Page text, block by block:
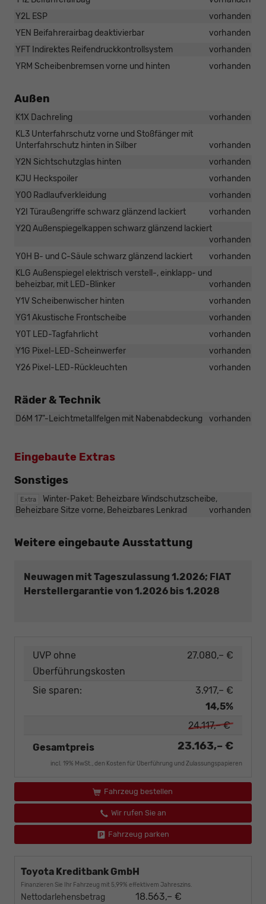
Y2L ESP
vorhanden
YEN Beifahrerairbag deaktivierbar
vorhanden
YFT Indirektes Reifendruckkontrollsystem
vorhanden
YRM Scheibenbremsen vorne und hinten
vorhanden
Außen
K1X Dachreling
vorhanden
KL3 Unterfahrschutz vorne und Stoßfänger mit
Unterfahrschutz hinten in Silber
vorhanden
Y2N Sichtschutzglas hinten
vorhanden
KJU Heckspoiler
vorhanden
Y0O Radlaufverkleidung
vorhanden
Y2I Türaußengriffe schwarz glänzend lackiert
vorhanden
Y2Q Außenspiegelkappen schwarz glänzend lackiert
vorhanden
Y0H B- und C-Säule schwarz glänzend lackiert
vorhanden
KLG Außenspiegel elektrisch verstell-, einklapp- und
beheizbar, mit LED-Blinker
vorhanden
Y1V Scheibenwischer hinten
vorhanden
YG1 Akustische Frontscheibe
vorhanden
Y0T LED-Tagfahrlicht
vorhanden
Y1G Pixel-LED-Scheinwerfer
vorhanden
Y26 Pixel-LED-Rückleuchten
vorhanden
Räder & Technik
D6M 17"-Leichtmetallfelgen mit Nabenabdeckung vorhanden
Eingebaute Extras
Sonstiges
Extra
Winter-Paket: Beheizbare Windschutzscheibe,
Beheizbare Sitze vorne, Beheizbares Lenkrad
vorhanden
Weitere eingebaute Ausstattung
Neuwagen mit Tageszulassung 1.2026; FIAT
Herstellergarantie von 1.2026 bis 1.2028
UVP ohne
Überführungskosten
27.080,– €
Sie sparen:
3.917,– €
14,5%
24.117,– €
Gesamtpreis
23.163,– €
incl. 19% MwSt., den Kosten für Überführung und Zulassungspapieren
Fahrzeug bestellen
Wir rufen Sie an
Fahrzeug parken
Toyota Kreditbank GmbH
Finanzieren Sie Ihr Fahrzeug mit 5,99% effektivem Jahreszins.
Nettodarlehensbetrag 18.563,– €